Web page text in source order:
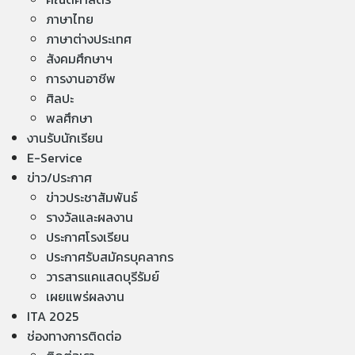
ภาษาไทย
ภาษาต่างประเทศ
สังคมศึกษาฯ
การงานอาชีพ
ศิลปะ
พลศึกษา
งานรับนักเรียน
E-Service
ข่าว/ประกาศ
ข่าวประชาสัมพันธ์
รางวัลและผลงาน
ประกาศโรงเรียน
ประกาศรับสมัครบุคลากร
วารสารแคแสดบุรีรัมย์
เผยแพร่ผลงาน
ITA 2025
ช่องทางการติดต่อ